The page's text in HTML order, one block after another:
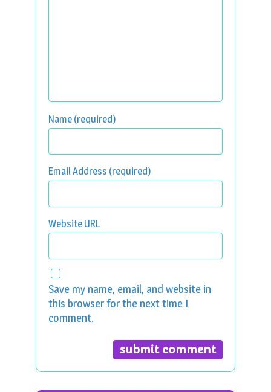
Name (required)
Email Address (required)
Website URL
Save my name, email, and website in
this browser for the next time I
comment.